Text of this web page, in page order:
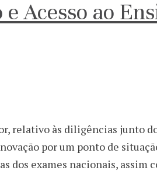
Acesso ao
relativo às diligências junto
por um ponto de
dos exames nacionais, assim